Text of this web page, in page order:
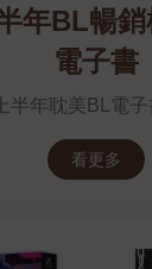
種複雜難明的目
刺痛了她的眼。
著的深藍色寶石
彩霓虹、金色花
個方向駛去。
還沒開始……
年BL暢
電子書
半年耽美BL電子
看更多